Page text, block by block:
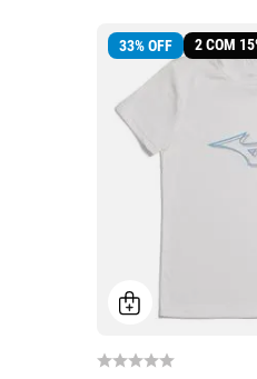
33%OFF 2 COM